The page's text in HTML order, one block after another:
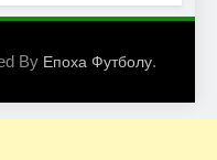
By Епоха Футболу.